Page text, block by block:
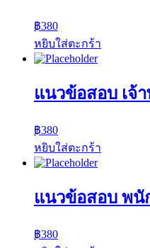
฿380
หยิบใส่ตะกร้า
แนวข้อสอบ เจ้
฿380
หยิบใส่ตะกร้า
แนวข้อสอบ พนั
฿380